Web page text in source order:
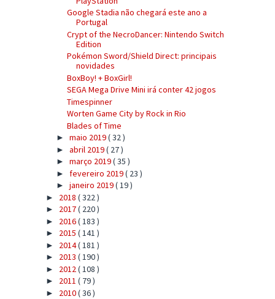
Google Stadia não chegará este ano a
Portugal
Crypt of the NecroDancer: Nintendo Switch
Edition
Pokémon Sword/Shield Direct: principais
novidades
BoxBoy! + BoxGirl!
SEGA Mega Drive Mini irá conter 42 jogos
Timespinner
Worten Game City by Rock in Rio
Blades of Time
► maio 2019( 32 )
► abril 2019( 27 )
► março 2019( 35 )
► fevereiro 2019( 23 )
► janeiro 2019( 19 )
► 2018 ( 322 )
► 2017( 220 )
► 2016( 183 )
► 2015 ( 141 )
► 2014( 181 )
► 2013 ( 190 )
► 2012 ( 108 )
► 2011 ( 79 )
► 2010( 36 )